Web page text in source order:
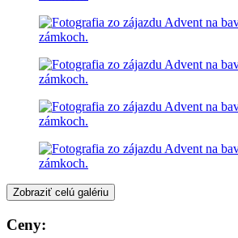
Zobraziť celú galériu
Ceny: